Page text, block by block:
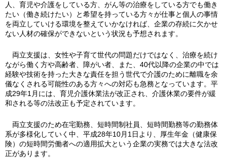
人、育児や介護をしている方、がん等の治療をしている方でも働き
たい（働き続けたい）と希望を持っている方々が仕事と個人の事情
を両立していける環境を整えていかなければ、企業の存続に欠かせ
ない人材の確保ができないという状況も予想されます。
両立支援は、女性や子育て世代の問題だけではなく、治療を続け
ながら働く方や高齢者、障がい者、また、40代以降の企業の中では
経験や技術を持った大きな責任を担う世代で介護のために離職を余
儀なくされる可能性のある方々への対応も急務となっています。平
成29年1月には、育児介護休業法が改正され、介護休業の要件が緩
和される等の法改正も予定されています。
両立支援のため在宅勤務、短時間制社員、短時間勤務等の勤務体
系が多様化していく中、平成28年10月1日より、厚生年金（健康保
険）の短時間労働者への適用拡大という企業の実務では大きな法改
正があります。